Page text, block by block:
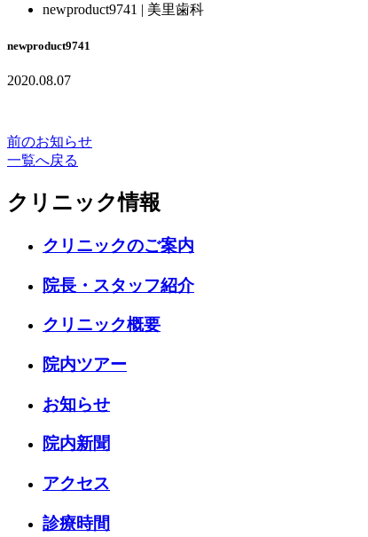
newproduct9741 | 美里歯科
newproduct9741
2020.08.07
前のお知らせ
一覧へ戻る
クリニック情報
クリニックのご案内
院長・スタッフ紹介
クリニック概要
院内ツアー
お知らせ
院内新聞
アクセス
診療時間